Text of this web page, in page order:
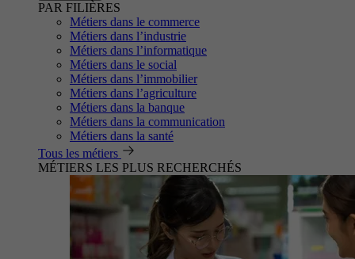
PAR FILIÈRES
Métiers dans le commerce
Métiers dans l’industrie
Métiers dans l’informatique
Métiers dans le social
Métiers dans l’immobilier
Métiers dans l’agriculture
Métiers dans la banque
Métiers dans la communication
Métiers dans la santé
Tous les métiers
MÉTIERS LES PLUS RECHERCHÉS